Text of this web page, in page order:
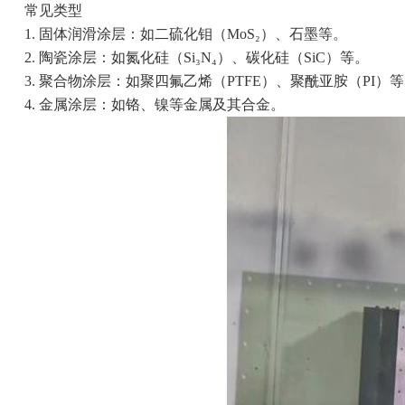
常见类型
1. 固体润滑涂层：如二硫化钼（MoS₂）、石墨等。
2. 陶瓷涂层：如氮化硅（Si₃N₄）、碳化硅（SiC）等。
3. 聚合物涂层：如聚四氟乙烯（PTFE）、聚酰亚胺（PI）
4. 金属涂层：如铬、镍等金属及其合金。